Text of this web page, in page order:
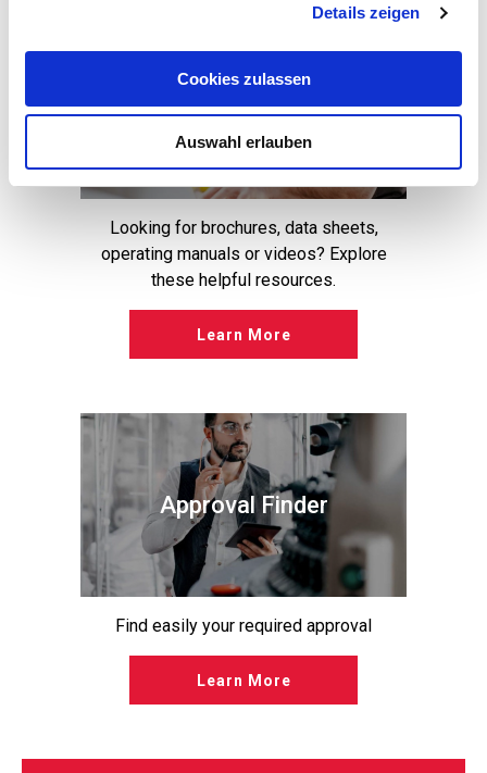
Details zeigen
Cookies zulassen
Auswahl erlauben
Reference Library
Looking for brochures, data sheets,
operating manuals or videos? Explore
these helpful resources.
Learn More
Approval Finder
Find easily your required approval
Learn More